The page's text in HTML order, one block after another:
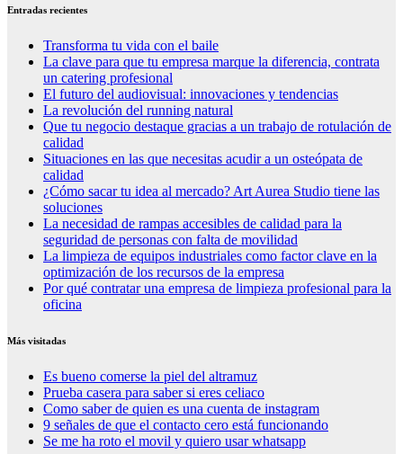
Entradas recientes
Transforma tu vida con el baile
La clave para que tu empresa marque la diferencia, contrata
un catering profesional
El futuro del audiovisual: innovaciones y tendencias
La revolución del running natural
Que tu negocio destaque gracias a un trabajo de rotulación de
calidad
Situaciones en las que necesitas acudir a un osteópata de
calidad
¿Cómo sacar tu idea al mercado? Art Aurea Studio tiene las
soluciones
La necesidad de rampas accesibles de calidad para la
seguridad de personas con falta de movilidad
La limpieza de equipos industriales como factor clave en la
optimización de los recursos de la empresa
Por qué contratar una empresa de limpieza profesional para la
oficina
Más visitadas
Es bueno comerse la piel del altramuz
Prueba casera para saber si eres celiaco
Como saber de quien es una cuenta de instagram
9 señales de que el contacto cero está funcionando
Se me ha roto el movil y quiero usar whatsapp